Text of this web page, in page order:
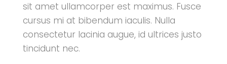
sit amet ullamcorper est maximus. Fusce
cursus mi at bibendum iaculis. Nulla
consectetur lacinia augue, id ultrices justo
tincidunt nec.